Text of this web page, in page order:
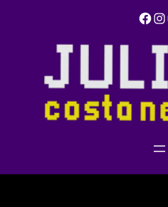
Facebook Instagram